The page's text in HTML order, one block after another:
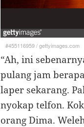
#455116959/gettyimages.com
“Ah, ini
pulang jam
laper sekarang.
nyokap telfon.
orang Dima.